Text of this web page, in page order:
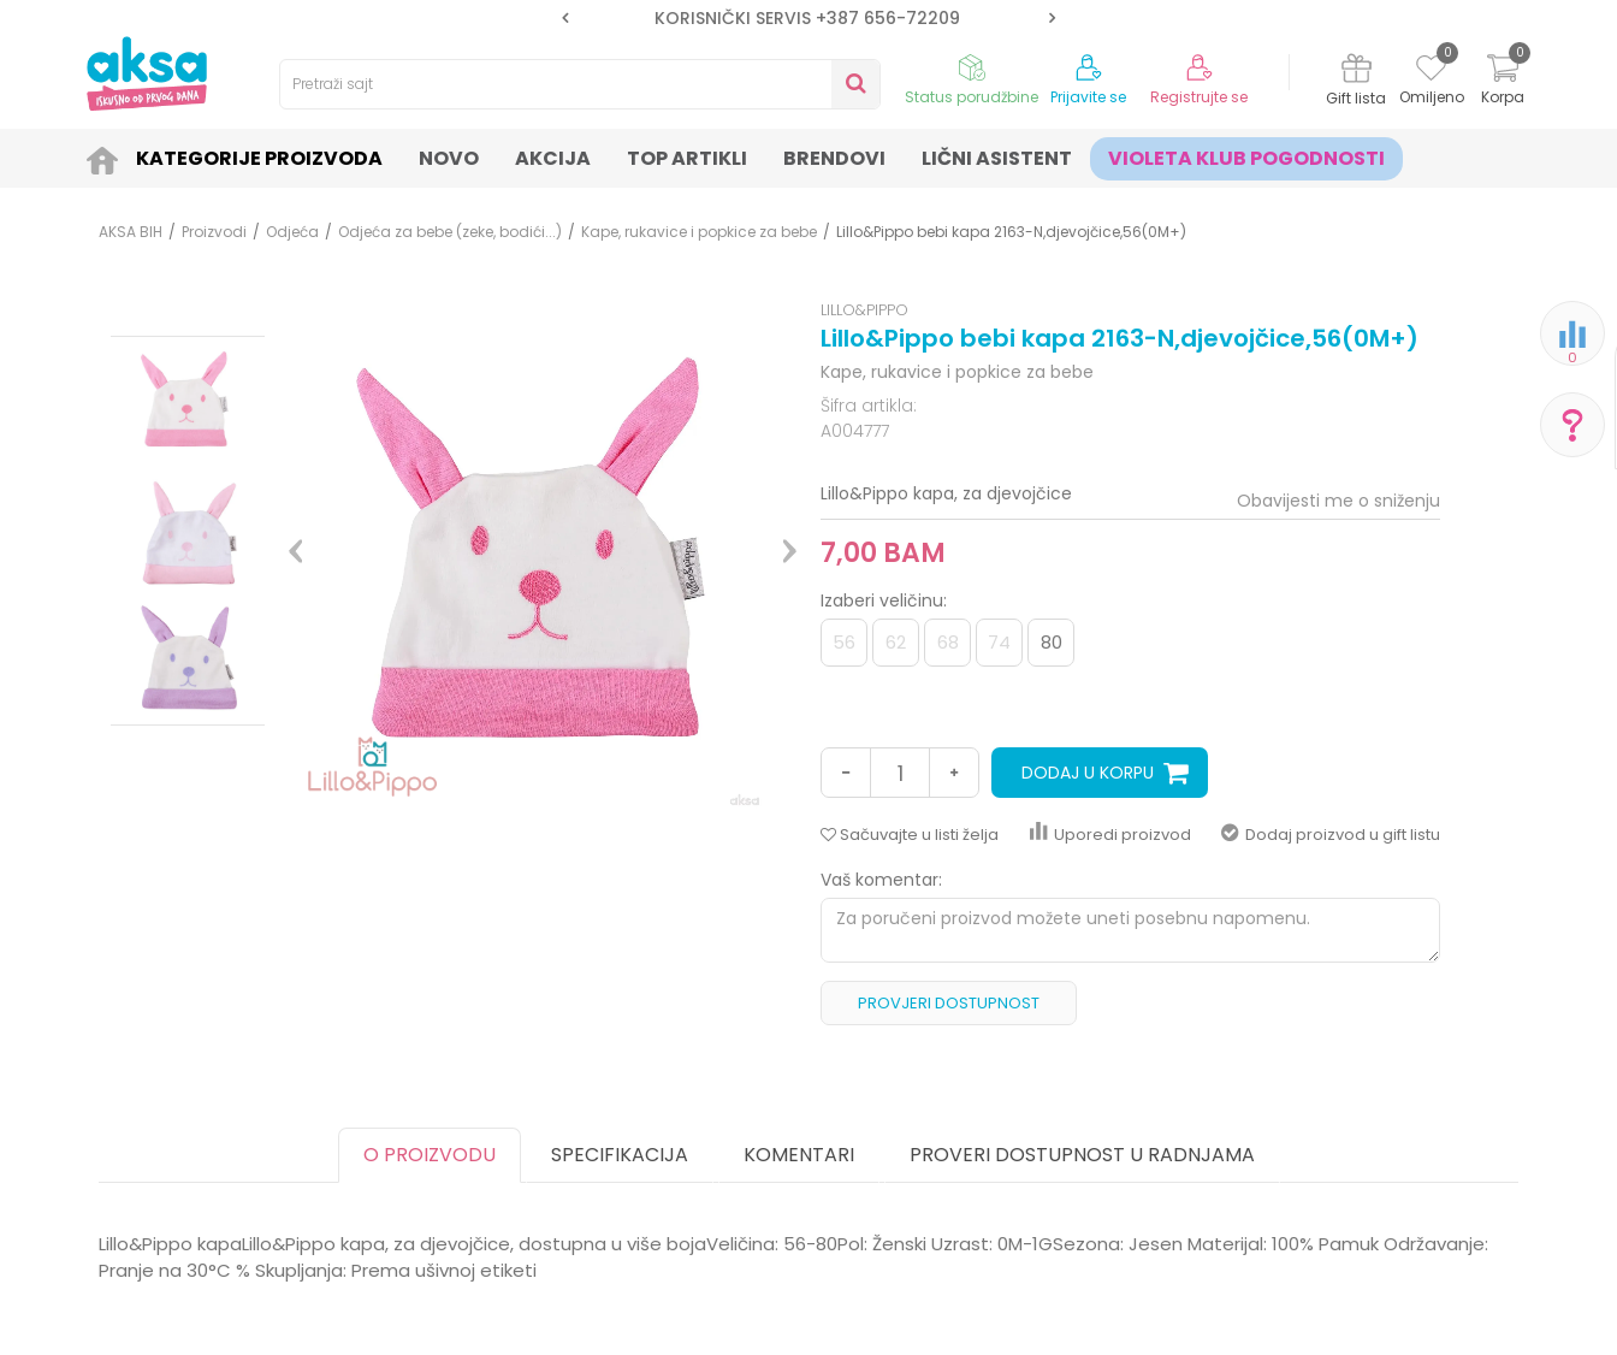
KORISNIČKI SERVIS +387 656-72209
Pretraži sajt
Korpa
0
Omiljeno
0
Gift lista
Prijavite se Registrujte se
Status porudžbine
KATEGORIJE PROIZVODA NOVO AKCIJA TOP ARTIKLI BRENDOVI LIČNI ASISTENT VIOLETA KLUB POGODNOSTI
0
AKSA BIH Proizvodi Odjeća Odjeća za bebe (zeke, bodići...) Kape, rukavice i popkice za bebe Lillo&Pippo bebi kapa 2163-N,djevojčice,56(0M+)
LILLO&PIPPO
Lillo&Pippo bebi kapa 2163-N,djevojčice,56(0M+)
Kape, rukavice i popkice za bebe
Šifra artikla:
A004777
Lillo&Pippo kapa, za djevojčice
7,00 BAM
Obavijesti me o sniženju
Izaberi veličinu:
56 62 68 74 80
DODAJ U KORPU
Sačuvajte u listi želja Uporedi proizvod Dodaj proizvod u gift listu
Vaš komentar:
PROVJERI DOSTUPNOST
POMOĆ PRI KUPOVINI
O PROIZVODU SPECIFIKACIJA KOMENTARI PROVERI DOSTUPNOST U RADNJAMA
Lillo&Pippo kapaLillo&Pippo kapa, za djevojčice, dostupna u više bojaVeličina: 56-80Pol: Ženski Uzrast: 0M-1GSezona: Jesen Materijal: 100% Pamuk Održavanje:
Pranje na 30°C % Skupljanja: Prema ušivnoj etiketi